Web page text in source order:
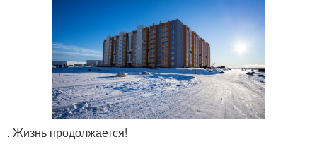
. Жизнь продолжается!